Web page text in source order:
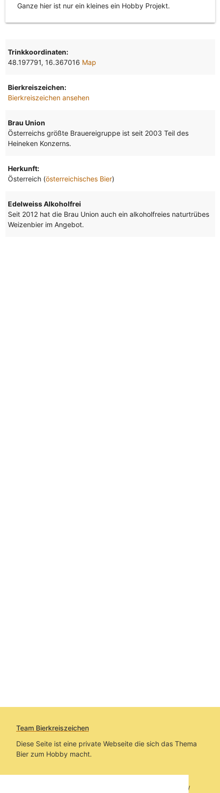
Ganze hier ist nur ein kleines ein Hobby Projekt.
Trinkkoordinaten:
48.197791, 16.367016 Map
Bierkreiszeichen:
Bierkreiszeichen ansehen
Brau Union
Österreichs größte Brauereigruppe ist seit 2003 Teil des
Heineken Konzerns.
Herkunft:
Österreich (österreichisches Bier)
Edelweiss Alkoholfrei
Seit 2012 hat die Brau Union auch ein alkoholfreies naturtrübes
Weizenbier im Angebot.
Team Bierkreiszeichen
Diese Seite ist eine private Webseite die sich das Thema
Bier zum Hobby macht.
Sie befinden sich auf https://www.bierkreiszeichen.at/